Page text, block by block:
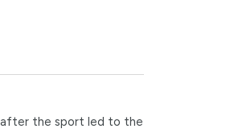
after the sport led to the